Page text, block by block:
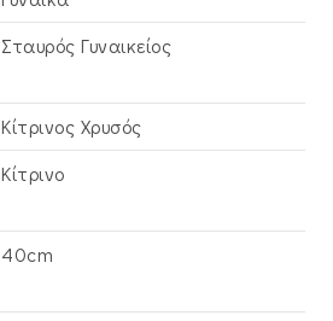
Σταυρός Γυναικείος
Κίτρινος Xρυσός
Κίτρινο
40cm